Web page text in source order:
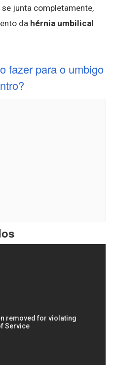
junta completamente,
da hérnia umbilical
fazer para o umbigo